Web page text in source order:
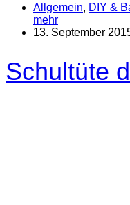
Allgemein, DIY &
mehr
13. September
Schultüte